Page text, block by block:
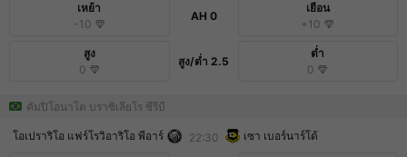
เหย้า
-10
AH 0
เยือน
+10
สูง
0
สูง/ต่ำ 2.5
ต่ำ
0
คัมปิโอนาโต บราซิเลียโร ซีรีบี
โอเปราริโอ แฟร์โรวิอาริโอ พีอาร์ 22:30 เซา เบอร์นาร์โด้